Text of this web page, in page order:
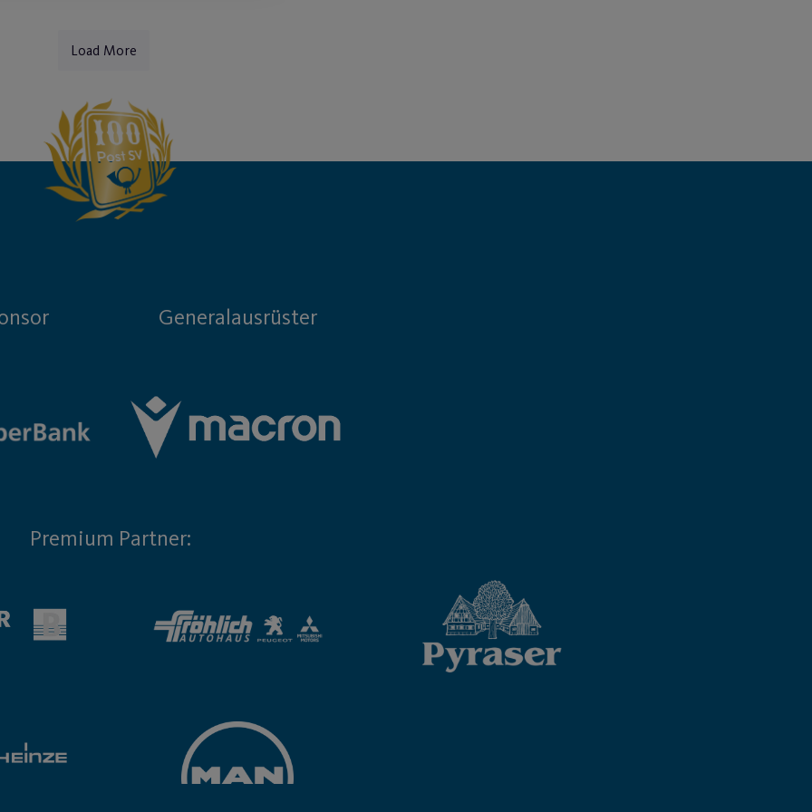
Load More
Generalausrüster
Premium Partner: